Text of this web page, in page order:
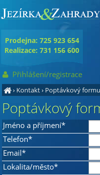
› Kontakt› Poptávkový
Poptávkový
Jméno a příjmení*
Telefon*
Email*
Lokalita/město*
Prodejna: 725 923 654
Realizace: 731 156 600
Přihlášení/registrace